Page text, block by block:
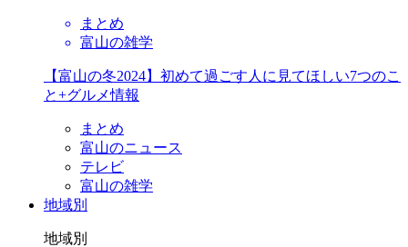
まとめ
富山の雑学
【富山の冬2024】初めて過ごす人に見てほしい7つのこ
と+グルメ情報
まとめ
富山のニュース
テレビ
富山の雑学
地域別
地域別